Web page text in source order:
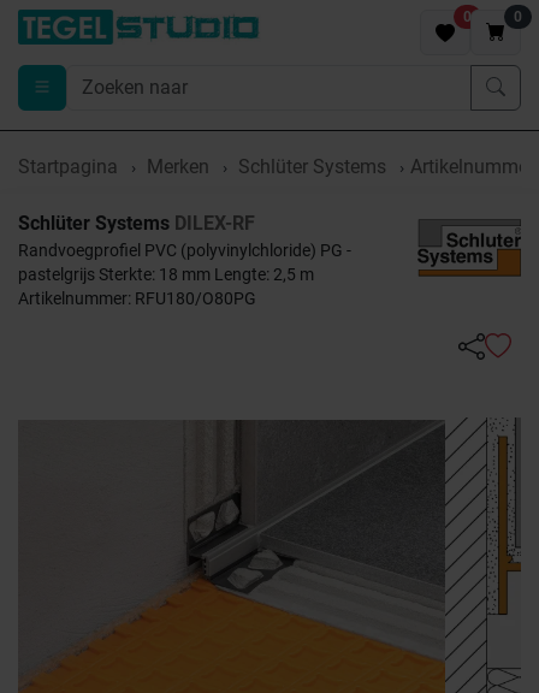
0 0
Startpagina Merken Schlüter Systems Artikelnummer
Schlüter Systems DILEX-RF
Randvoegprofiel PVC (polyvinylchloride) PG -
pastelgrijs Sterkte: 18 mm Lengte: 2,5 m
Artikelnummer: RFU180/O80PG